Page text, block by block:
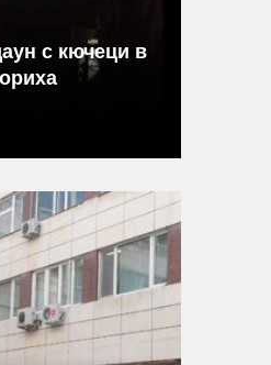
с кючеци в